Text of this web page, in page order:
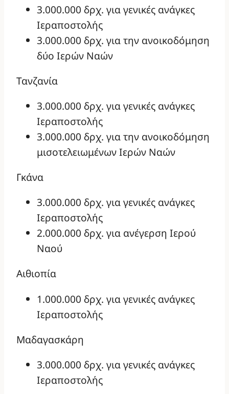
3.000.000 δρχ. για γενικές ανάγκες
Ιεραποστολής
3.000.000 δρχ. για την ανοικοδόμηση
δύο Ιερών Ναών
Τανζανία
3.000.000 δρχ. για γενικές ανάγκες
Ιεραποστολής
3.000.000 δρχ. για την ανοικοδόμηση
μισοτελειωμένων Ιερών Ναών
Γκάνα
3.000.000 δρχ. για γενικές ανάγκες
Ιεραποστολής
2.000.000 δρχ. για ανέγερση Ιερού
Ναού
Αιθιοπία
1.000.000 δρχ. για γενικές ανάγκες
Ιεραποστολής
Μαδαγασκάρη
3.000.000 δρχ. για γενικές ανάγκες
Ιεραποστολής